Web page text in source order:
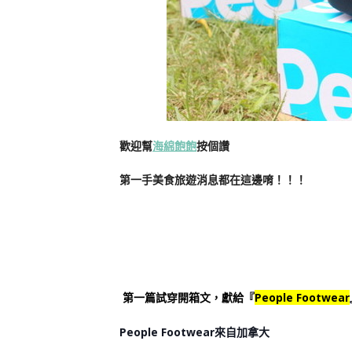
歡迎幫海綿飽飽按個讚
第一手美食旅遊消息都在這邊唷！！！
第一篇試穿開箱文，獻給『People Footwear
People Footwear來自加拿大